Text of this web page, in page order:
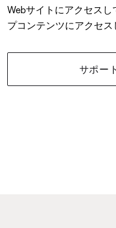
Webサイトにアクセス
プコンテンツにアクセス
サポー